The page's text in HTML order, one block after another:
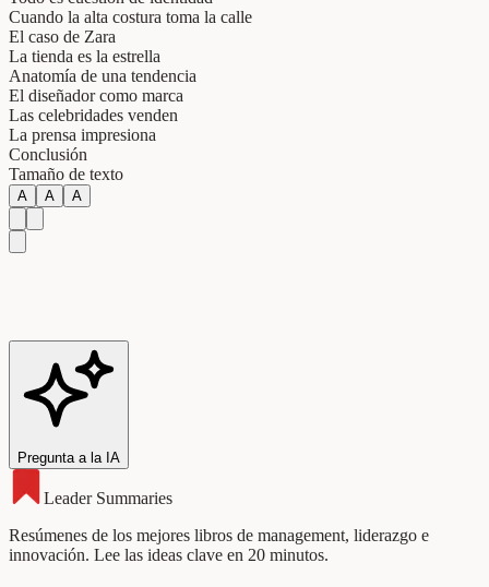
Cuando la alta costura toma la calle
El caso de Zara
La tienda es la estrella
Anatomía de una tendencia
El diseñador como marca
Las celebridades venden
La prensa impresiona
Conclusión
Tamaño de texto
A A A
Pregunta a la IA
Leader Summaries
Resúmenes de los mejores libros de management, liderazgo e
innovación. Lee las ideas clave en 20 minutos.